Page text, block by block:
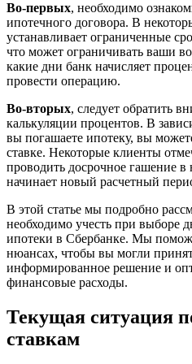
Во-первых, необходимо
ипотечного договора. В
устанавливает ограниченные
что может ограничивать ваши
какие дни банк начисляет
провести операцию.
Во-вторых, следует обратить
калькуляции процентов. В
вы погашаете ипотеку, вы
ставке. Некоторые клиенты
проводить досрочное гашение в
начинает новый расчетный
В этой статье мы подробно
необходимо учесть при выборе
ипотеки в Сбербанке. Мы
нюансах, чтобы вы могли
информированное решение и
финансовые расходы.
Текущая ситуация
ставкам